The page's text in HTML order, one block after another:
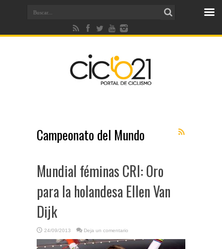
Campeonato del Mundo
Mundial féminas CRI: Oro
para la holandesa Ellen Van
Dijk
24/09/2013 Deja un comentario